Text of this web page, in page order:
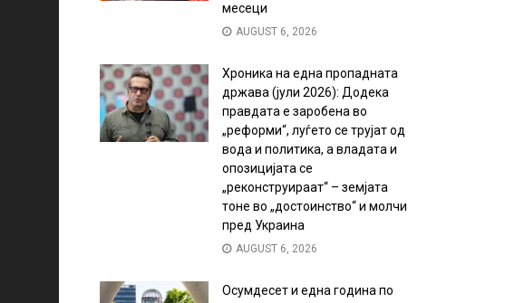
месеци
AUGUST 6, 2026
Хроника на една пропадната
држава (јули 2026): Додека
правдата е заробена во
„реформи“, луѓето се трујат од
вода и политика, а владата и
опозицијата се
„реконструираат“ – земјата
тоне во „достоинство“ и молчи
пред Украина
AUGUST 6, 2026
Осумдесет и една година по